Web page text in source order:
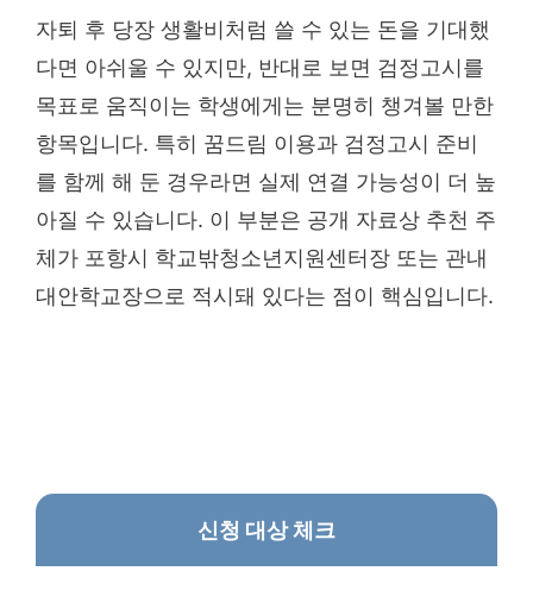
자퇴 후 당장 생활비처럼 쓸 수 있는 돈을 기대했
다면 아쉬울 수 있지만, 반대로 보면 검정고시를
목표로 움직이는 학생에게는 분명히 챙겨볼 만한
항목입니다. 특히 꿈드림 이용과 검정고시 준비
를 함께 해 둔 경우라면 실제 연결 가능성이 더 높
아질 수 있습니다. 이 부분은 공개 자료상 추천 주
체가 포항시 학교밖청소년지원센터장 또는 관내
대안학교장으로 적시돼 있다는 점이 핵심입니다.
신청 대상 체크